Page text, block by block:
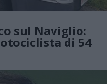
sul Naviglio:
di 54